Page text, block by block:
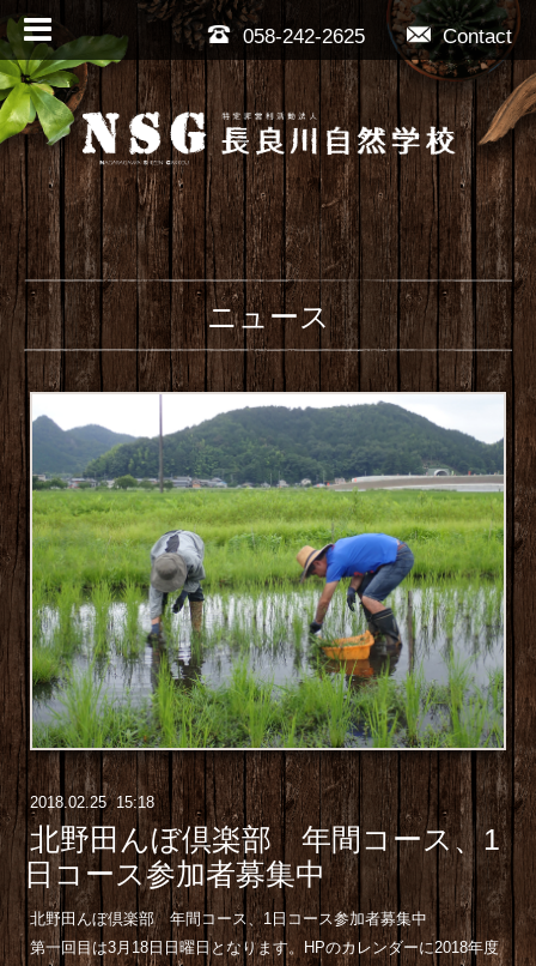
Contact
058-242-2625
ニュース
2018.02.25 15:18
北野田んぼ倶楽部 年間コース、1
日コース参加者募集中
北野田んぼ倶楽部年間コース、1日コース参加者募集中
第一回目は3月18日日曜日となります。HPのカレンダーに2018年度